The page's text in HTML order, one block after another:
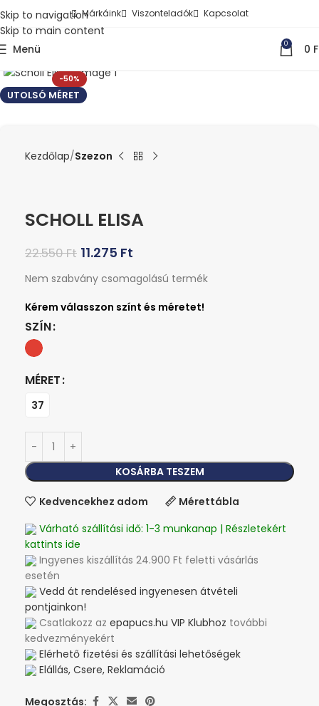
Skip to navigation
Skip to main content
Márkáink Viszonteladók Kapcsolat
Menü 0 0
-50%
UTOLSÓ MÉRET
Kezdőlap Szezon
SCHOLL ELISA
22.550Ft 11.275 Ft
Nem szabvány csomagolású termék
SZÍN
MÉRET
37
KOSÁRBA TESZEM
Kedvencekhez adom
Mérettábla
Várható szállítási idő: 1-3 munkanap | Részletekért
kattints ide
Ingyenes kiszállítás 24.900 Ft feletti vásárlás
esetén
Vedd át rendelésed ingyenesen átvételi
pontjainkon!
Csatlakozz az epapucs.hu VIP Klubhoz további
kedvezményekért
Elérhető fizetési és szállítási lehetőségek
Elállás, Csere, Reklamáció
Megosztás: